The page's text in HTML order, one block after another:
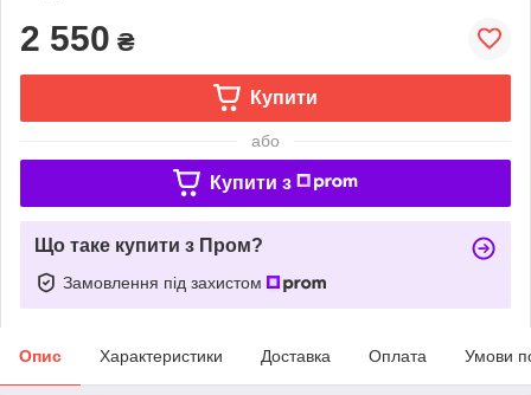
2 550 ₴
Купити
або
Купити з
Що таке купити з Пром?
Замовлення під захистом
Опис Характеристики Доставка Оплата Умови